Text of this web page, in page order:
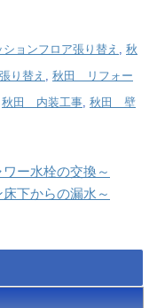
ョンフロア張り替え
秋
り替え
秋田 リフォー
秋田 内装工事 秋田 壁
ー水栓の交換～
下からの漏水～